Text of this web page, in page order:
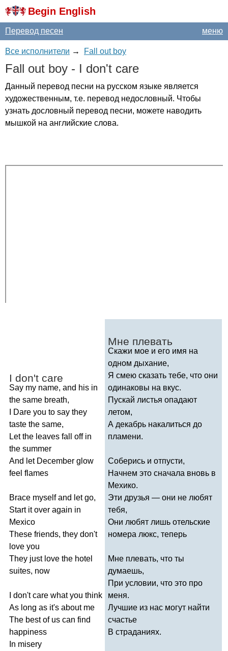
Begin English
меню
Перевод песен
Все исполнители → Fall out boy
Fall out boy - I don't care
Данный перевод песни на русском языке является
художественным, т.е. перевод недословный. Чтобы
узнать дословный перевод песни, можете наводить
мышкой на английские слова.
I don't care
Say my name, and his in
the same breath,
Dare you to say they
taste the same,
Let the leaves fall off in
the summer
And let December glow
feel flames
Brace myself and let go,
Start it over again in
Mexico
These friends, they don't
love you
They just love the hotel
suites, now
don't care what you think
As long as it's about me
The best of us can find
happiness
In misery
Мне плевать
Скажи мое и его имя на
одном дыхание,
Я смею сказать тебе, что они
одинаковы на вкус.
Пускай листья опадают
летом,
А декабрь накалиться до
пламени.
Соберись и отпусти,
Начнем это сначала вновь в
Мехико.
Эти друзья — они не любят
тебя,
Они любят лишь отельские
номера люкс, теперь
Мне плевать, что ты
думаешь,
При условии, что это про
меня.
Лучшие из нас могут найти
счастье
В страданиях.